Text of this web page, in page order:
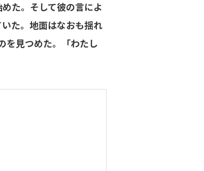
た。そして彼の言によ
た。地面はなおも揺れ
を見つめた。「わたし